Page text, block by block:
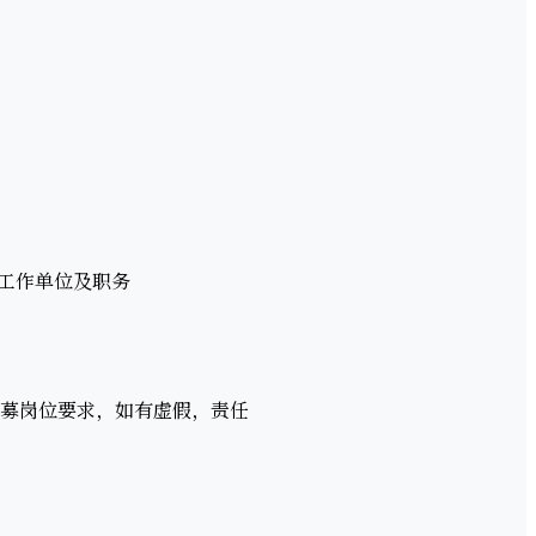
作单位及职务
岗位要求，如有虚假，责任